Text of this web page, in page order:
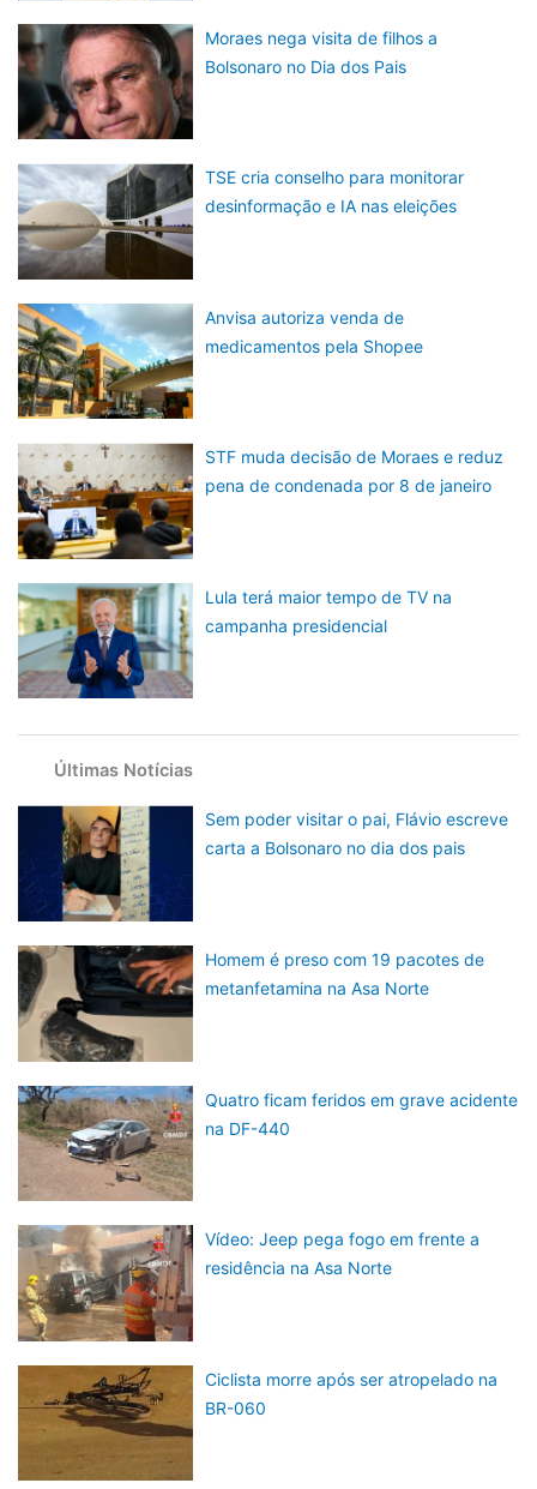
Moraes nega visita de filhos a
Bolsonaro no Dia dos Pais
TSE cria conselho para monitorar
desinformação e IA nas eleições
Anvisa autoriza venda de
medicamentos pela Shopee
STF muda decisão de Moraes e reduz
pena de condenada por 8 de janeiro
Lula terá maior tempo de TV na
campanha presidencial
Últimas Notícias
Sem poder visitar o pai, Flávio escreve
carta a Bolsonaro no dia dos pais
Homem é preso com 19 pacotes de
metanfetamina na Asa Norte
Quatro ficam feridos em grave acidente
na DF-440
Vídeo: Jeep pega fogo em frente a
residência na Asa Norte
Ciclista morre após ser atropelado na
BR-060